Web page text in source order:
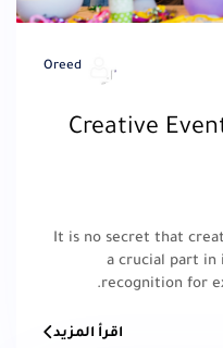
Oreed
5 Creative
It is no secret that
a crucial part in
recognition for
اقرأ المزيد